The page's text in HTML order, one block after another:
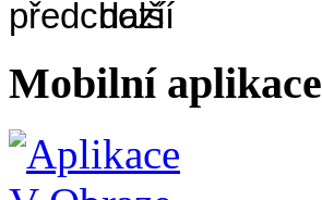
Mobilní aplikace